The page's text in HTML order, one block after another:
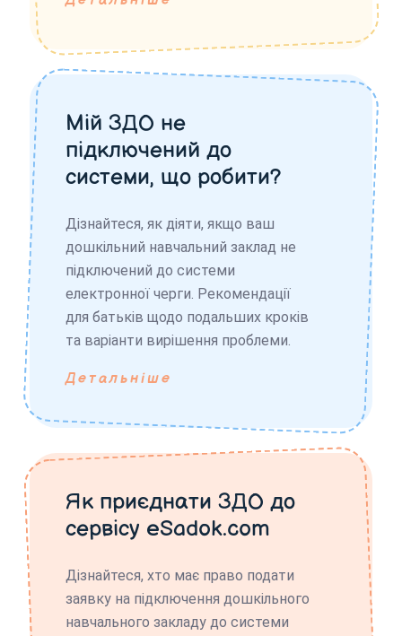
Мій ЗДО не
підключений до
системи, що робити?
Дізнайтеся, як діяти, якщо ваш
дошкільний навчальний заклад не
підключений до системи
електронної черги. Рекомендації
для батьків щодо подальших кроків
та варіанти вирішення проблеми.
Детальніше
Як приєднати ЗДО до
сервісу eSadok.com
Дізнайтеся, хто має право подати
заявку на підключення дошкільного
навчального закладу до системи